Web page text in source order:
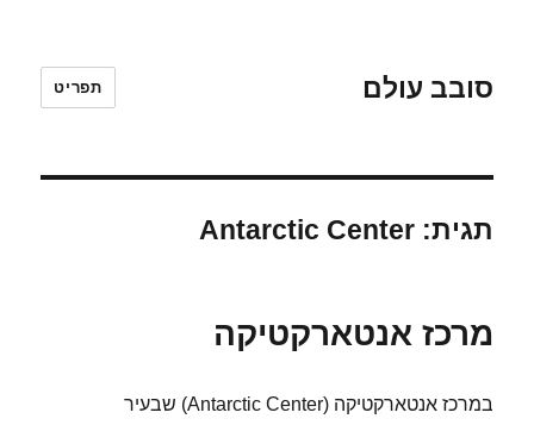
סובב עולם תפריט
תגית:Antarctic Center
מרכז אנטארקטיקה
במרכז אנטארקטיקה (Antarctic Center) שבעיר